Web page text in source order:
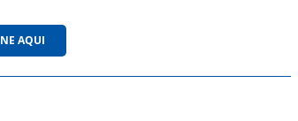
AQUI